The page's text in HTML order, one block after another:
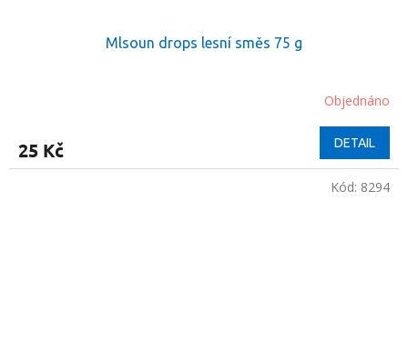
Mlsoun drops lesní směs 75 g
Objednáno
25 Kč DETAIL
Kód: 8294